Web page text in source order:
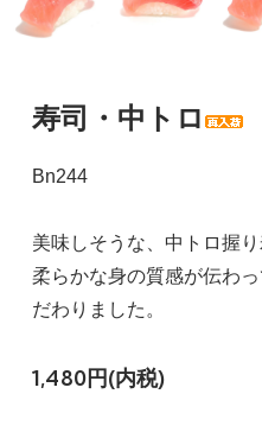
寿司・中トロ
Bn244
美味しそうな、中トロ握
柔らかな身の質感が伝わ
だわりました。
1,480円(内税)